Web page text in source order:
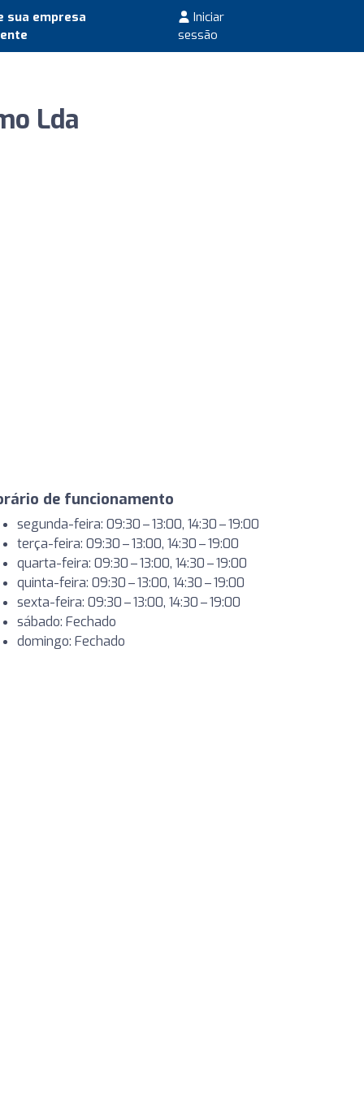
sua empresa
Iniciar
sessão
Lda
de funcionamento
segunda-feira: 09:30 – 13:00, 14:30 – 19:00
terça-feira: 09:30 – 13:00, 14:30 – 19:00
quarta-feira: 09:30 – 13:00, 14:30 – 19:00
quinta-feira: 09:30 – 13:00, 14:30 – 19:00
sexta-feira: 09:30 – 13:00, 14:30 – 19:00
sábado: Fechado
domingo: Fechado